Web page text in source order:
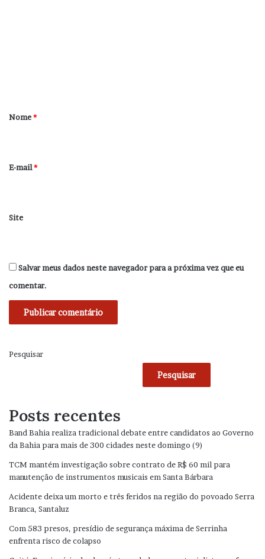
r
*
Nome*
E-mail*
Site
Salvar meus dados neste navegador para a próxima vez que eu
comentar.
Pesquisar
Pesquisar
Posts recentes
Band Bahia realiza tradicional debate entre candidatos ao Governo
da Bahia para mais de 300 cidades neste domingo (9)
TCM mantém investigação sobre contrato de R$ 60 mil para
manutenção de instrumentos musicais em Santa Bárbara
Acidente deixa um morto e três feridos na região do povoado Serra
Branca, Santaluz
Com 583 presos, presídio de segurança máxima de Serrinha
enfrenta risco de colapso